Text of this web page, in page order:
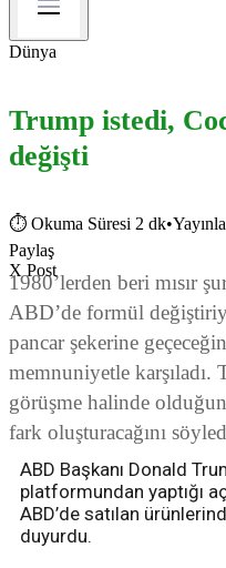
Dünya
Trump istedi,
değişti
⏱ Okuma Süresi 2 dk•
Paylaş
X Post
1980’lerden beri mısır
ABD’de formül
pancar şekerine
memnuniyetle
görüşme halinde
fark oluşturacağını
ABD Başkanı Donald
platformundan yaptığı
ABD’de satılan
duyurdu.